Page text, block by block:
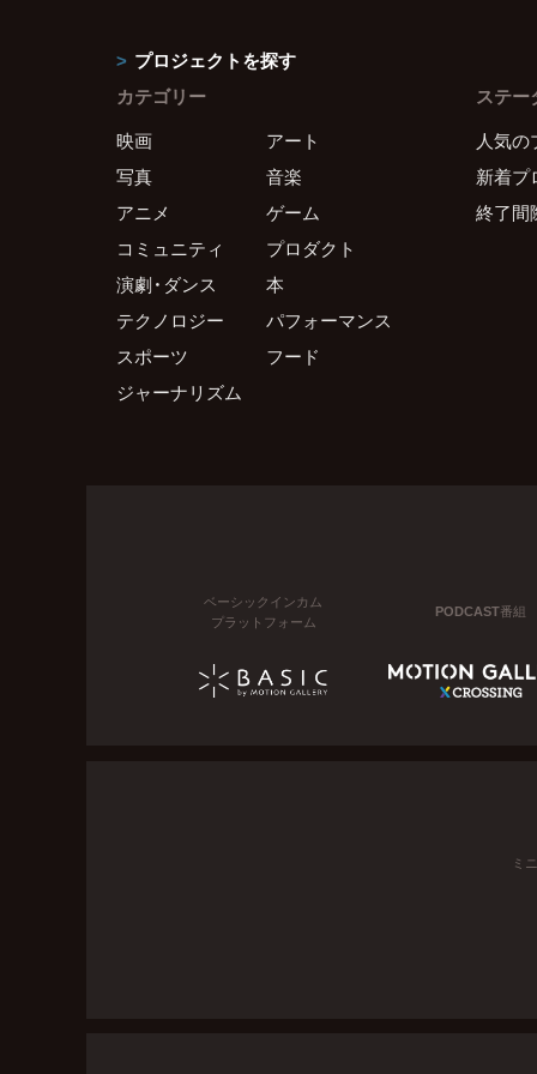
プロジェクトを探す
カテゴリー
映画
アート
写真
音楽
アニメ
ゲーム
コミュニティ
プロダクト
演劇・ダンス
本
テクノロジー
パフォーマンス
スポーツ
フード
ジャーナリズム
ステー
人気の
新着プ
終了間
ベーシックインカム
プラットフォーム
PODCAST番組
ミ